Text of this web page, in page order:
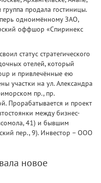
продала гостиницы.
одноимённому ЗАО,
оффшор «Спиринекс
статус стратегического
отелей, который
и привлечённые ею
участки на ул. Александра
пр., пр.
Прорабатывается и проект
между бизнес-
41) и бывшим
пер., 9). Инвестор – ООО
новое